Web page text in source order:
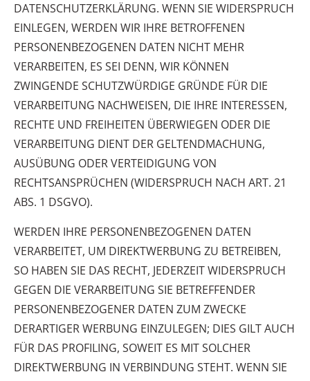
DATENSCHUTZERKLÄRUNG. WENN SIE WIDERSPRUCH
EINLEGEN, WERDEN WIR IHRE BETROFFENEN
PERSONENBEZOGENEN DATEN NICHT MEHR
VERARBEITEN, ES SEI DENN, WIR KÖNNEN
ZWINGENDE SCHUTZWÜRDIGE GRÜNDE FÜR DIE
VERARBEITUNG NACHWEISEN, DIE IHRE INTERESSEN,
RECHTE UND FREIHEITEN ÜBERWIEGEN ODER DIE
VERARBEITUNG DIENT DER GELTENDMACHUNG,
AUSÜBUNG ODER VERTEIDIGUNG VON
RECHTSANSPRÜCHEN (WIDERSPRUCH NACH ART. 21
ABS. 1 DSGVO).
WERDEN IHRE PERSONENBEZOGENEN DATEN
VERARBEITET, UM DIREKTWERBUNG ZU BETREIBEN,
SO HABEN SIE DAS RECHT, JEDERZEIT WIDERSPRUCH
GEGEN DIE VERARBEITUNG SIE BETREFFENDER
PERSONENBEZOGENER DATEN ZUM ZWECKE
DERARTIGER WERBUNG EINZULEGEN; DIES GILT AUCH
FÜR DAS PROFILING, SOWEIT ES MIT SOLCHER
DIREKTWERBUNG IN VERBINDUNG STEHT. WENN SIE